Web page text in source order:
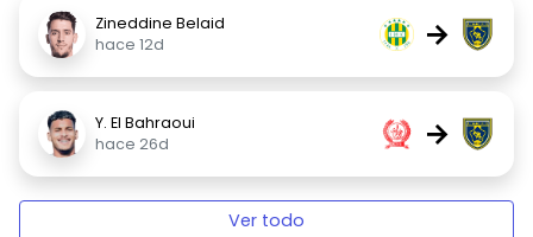
Zineddine Belaid
hace 12d
→
Y. El Bahraoui
hace 26d
→
Ver todo